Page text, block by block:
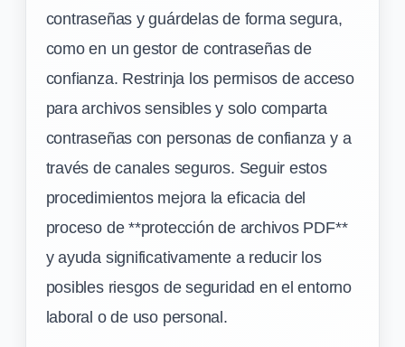
contraseñas y guárdelas de forma segura,
como en un gestor de contraseñas de
confianza. Restrinja los permisos de acceso
para archivos sensibles y solo comparta
contraseñas con personas de confianza y a
través de canales seguros. Seguir estos
procedimientos mejora la eficacia del
proceso de **protección de archivos PDF**
y ayuda significativamente a reducir los
posibles riesgos de seguridad en el entorno
laboral o de uso personal.